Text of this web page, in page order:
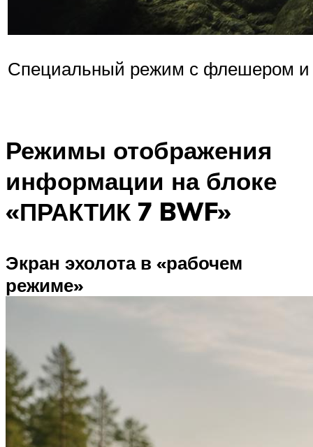
Специальный режим с флешером и
Режимы отображения
информации на блоке
«ПРАКТИК 7 BWF»
Экран эхолота в «рабочем
режиме»